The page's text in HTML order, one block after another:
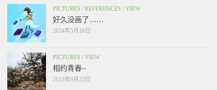
PICTURES / REFERENCES / VIEW
好久没画了……
2024年5月18日
PICTURES / VIEW
相约青春~
2023年9月22日